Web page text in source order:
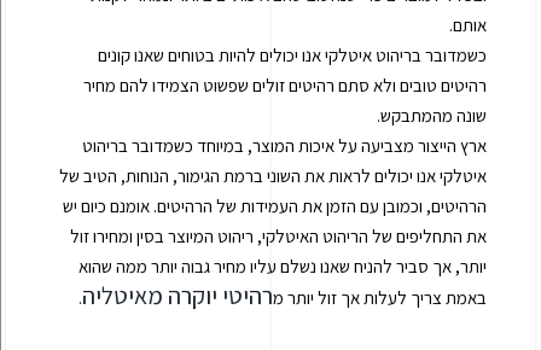
אותם.
כשמדובר בריהוט איטלקי אנו יכולים להיות בטוחים שאנו קונים
רהיטים טובים ולא סתם רהיטים זולים שפשוט הצמידו להם מחיר
שונה מהמתבקש.
ארץ הייצור מצביעה על איכות המוצר, במיוחד כשמדובר בריהוט
איטלקי אנו יכולים לראות את השוני ברמת הגימור, הנוחות, הטיב של
הרהיטים, וכמובן עם הזמן את העמידות של הרהיטים. אומנם כיום יש
את התחליפים של הריהוט האיטלקי, ריהוט המיוצר בסין ומחירו זול
יותר, אך סביר להניח שאנו נשלם עליו מחיר גבוה יותר ממה שהוא
באמת צריך לעלות אך זול יותר מרהיטי יוקרה מאיטליה.